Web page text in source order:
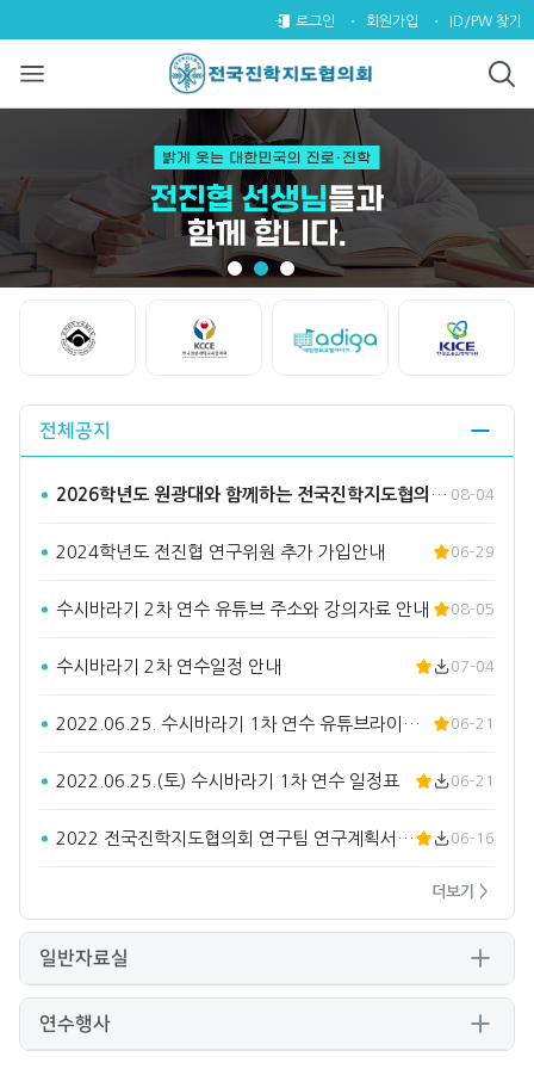
전국진학지도협의회
로그인 회원가입 ID/PW 찾기
전체공지
2026학년도 원광대와 함께하는 전국진학지도협의회 수시바라기2… 08-04
2024학년도 전진협 연구위원 추가 가입안내 06-29
수시바라기 2차 연수 유튜브 주소와 강의자료 안내 08-05
수시바라기 2차 연수일정 안내 07-04
2022.06.25. 수시바라기 1차 연수 유튜브라이브 주소입… 06-21
2022.06.25.(토) 수시바라기 1차 연수 일정표 06-21
2022 전국진학지도협의회 연구팀 연구계획서(요약) 06-16
더보기 >
일반자료실
연수행사